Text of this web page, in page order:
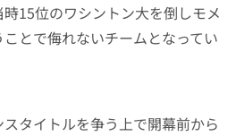
15位のワシントン大を倒しモメ
とで侮れないチームとなってい
タイトルを争う上で開幕前から